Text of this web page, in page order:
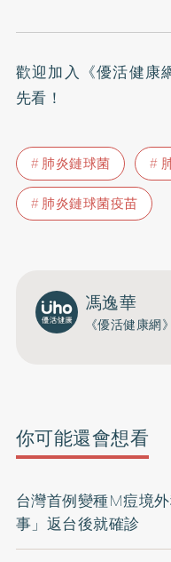
歡迎加入 《優活健
先看！
肺炎鏈球菌
肺炎鏈球菌疫苗
馮逸華
《優活健康網
你可能還會想看
台灣首例變種M痘境
事」返台後就確診